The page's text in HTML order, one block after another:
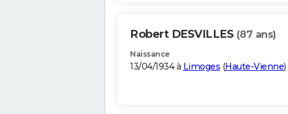
Robert DESVILLES (87 ans)
Naissance
13/04/1934 à Limoges (Haute-Vienne)